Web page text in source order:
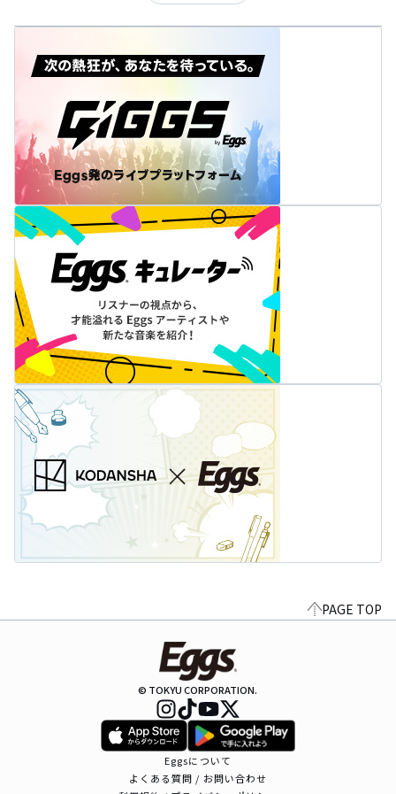
PAGE TOP
© TOKYU CORPORATION.
Eggsについて
よくある質問 / お問い合わせ